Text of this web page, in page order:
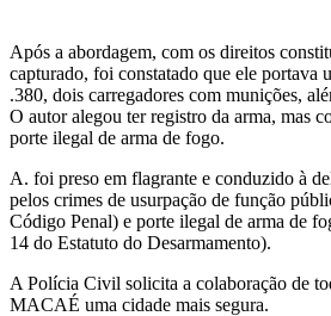
Após a abordagem, com os direitos
capturado, foi constatado que ele portava
.380, dois carregadores com munições,
O autor alegou ter registro da arma, mas
porte ilegal de arma de fogo.
A. foi preso em flagrante e conduzido à
pelos crimes de usurpação de função
Código Penal) e porte ilegal de arma de
14 do Estatuto do Desarmamento).
A Polícia Civil solicita a colaboração de
MACAÉ uma cidade mais segura.